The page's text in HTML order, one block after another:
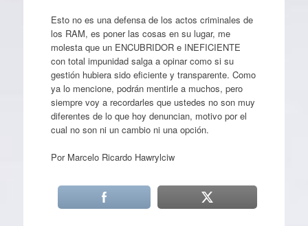
Esto no es una defensa de los actos criminales de
los RAM, es poner las cosas en su lugar, me
molesta que un ENCUBRIDOR e INEFICIENTE
con total impunidad salga a opinar como si su
gestión hubiera sido eficiente y transparente. Como
ya lo mencione, podrán mentirle a muchos, pero
siempre voy a recordarles que ustedes no son muy
diferentes de lo que hoy denuncian, motivo por el
cual no son ni un cambio ni una opción.
Por Marcelo Ricardo Hawrylciw